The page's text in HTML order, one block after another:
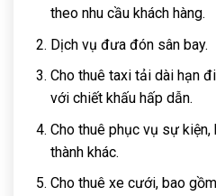
theo nhu cầu khách hàng.
Dịch vụ đưa đón sân bay.
Cho thuê taxi tải dài hạn
với chiết khấu hấp dẫn.
Cho thuê phục vụ sự
thành khác.
Cho thuê xe cưới, bao